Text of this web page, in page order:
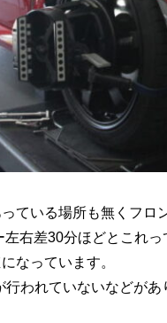
ている場所も無くフ
右差30分ほどとこれ
なっています。
われていないなどがあ